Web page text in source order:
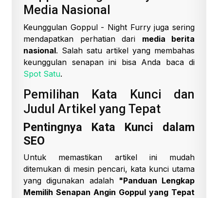
Media Nasional
Keunggulan Goppul - Night Furry juga sering
mendapatkan perhatian dari media berita
nasional. Salah satu artikel yang membahas
keunggulan senapan ini bisa Anda baca di
Spot Satu.
Pemilihan Kata Kunci dan
Judul Artikel yang Tepat
Pentingnya Kata Kunci dalam
SEO
Untuk memastikan artikel ini mudah
ditemukan di mesin pencari, kata kunci utama
yang digunakan adalah "Panduan Lengkap
Memilih Senapan Angin Goppul yang Tepat